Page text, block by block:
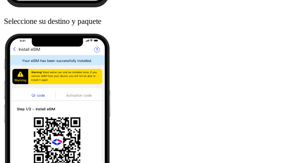
Seleccione su destino y paquete